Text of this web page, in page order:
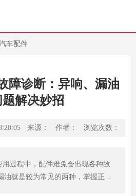
车配件
障诊断：异响、漏油
解决妙招
来源： 作者： 浏览次数：
用过程中，配件难免会出现各种故
油就是较为常见的两种，掌握正确